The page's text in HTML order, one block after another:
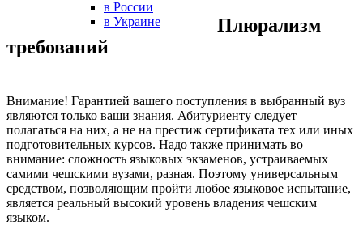
в России
в Украине
Плюрализм
требований
Внимание! Гарантией вашего поступления в выбранный вуз
являются только ваши знания. Абитуриенту следует
полагаться на них, а не на престиж сертификата тех или иных
подготовительных курсов. Надо также принимать во
внимание: сложность языковых экзаменов, устраиваемых
самими чешскими вузами, разная. Поэтому универсальным
средством, позволяющим пройти любое языковое испытание,
является реальный высокий уровень владения чешским
языком.